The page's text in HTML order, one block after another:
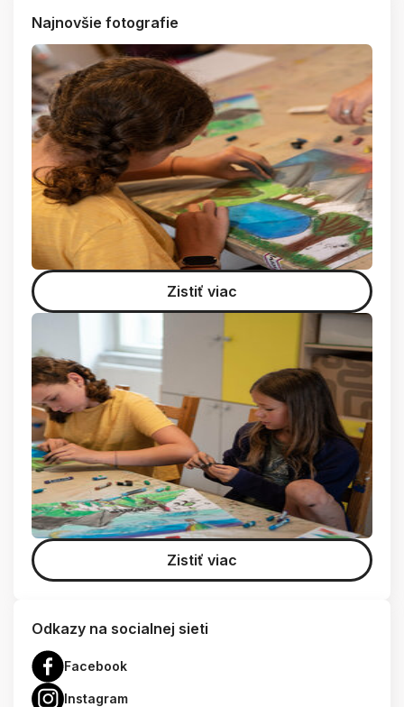
Najnovšie fotografie
Zistiť viac
Zistiť viac
Odkazy na socialnej sieti
Facebook
Instagram